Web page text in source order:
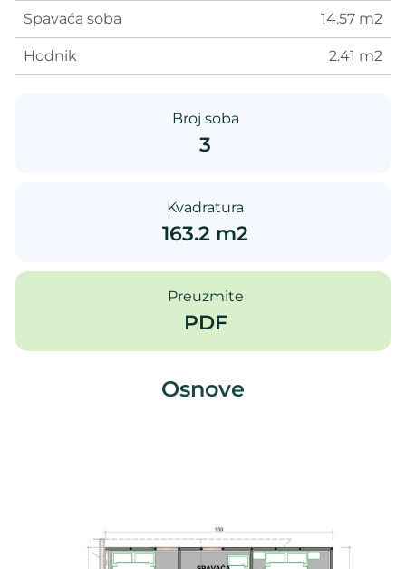
Spavaća soba 14.57 m2
Hodnik 2.41 m2
Broj soba
3
Kvadratura
163.2 m2
Preuzmite
PDF
Osnove